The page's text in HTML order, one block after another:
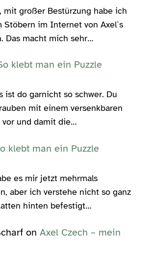
mit großer Bestürzung habe ich
Stöbern im Internet von Axel`s
Das macht mich sehr…
klebt man ein Puzzle
ist do garnicht so schwer. Du
mit einem versenkbaren
vor und damit die…
klebt man ein Puzzle
es mir jetzt mehrmals
aber ich verstehe nicht so ganz
hinten befestigt…
on Axel Czech – mein